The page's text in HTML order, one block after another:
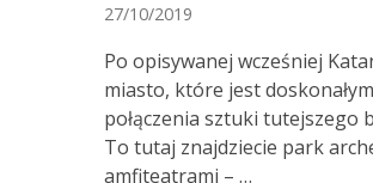
27/10/2019
Po opisywanej wcześniej
miasto, które jest
połączenia sztuki tutejszego
To tutaj znajdziecie park
amfiteatrami – …